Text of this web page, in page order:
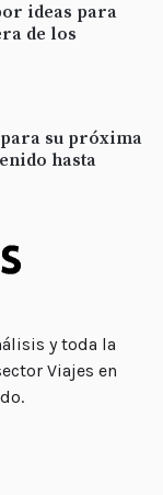
y toda la
Viajes en
ideas para
de los
su próxima
hasta